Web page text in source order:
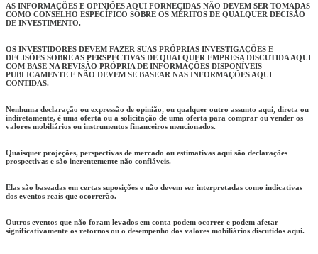
AS INFORMAÇÕES E OPINIÕES AQUI FORNECIDAS NÃO DEVEM SER TOMADAS
COMO CONSELHO ESPECÍFICO SOBRE OS MÉRITOS DE QUALQUER DECISÃO
DE INVESTIMENTO.
OS INVESTIDORES DEVEM FAZER SUAS PRÓPRIAS INVESTIGAÇÕES E
DECISÕES SOBRE AS PERSPECTIVAS DE QUALQUER EMPRESA DISCUTIDA AQUI
COM BASE NA REVISÃO PRÓPRIA DE INFORMAÇÕES DISPONÍVEIS
PUBLICAMENTE E NÃO DEVEM SE BASEAR NAS INFORMAÇÕES AQUI
CONTIDAS.
Nenhuma declaração ou expressão de opinião, ou qualquer outro assunto aqui, direta ou
indiretamente, é uma oferta ou a solicitação de uma oferta para comprar ou vender os
valores mobiliários ou instrumentos financeiros mencionados.
Quaisquer projeções, perspectivas de mercado ou estimativas aqui são declarações
prospectivas e são inerentemente não confiáveis.
Elas são baseadas em certas suposições e não devem ser interpretadas como indicativas
dos eventos reais que ocorrerão.
Outros eventos que não foram levados em conta podem ocorrer e podem afetar
significativamente os retornos ou o desempenho dos valores mobiliários discutidos aqui.